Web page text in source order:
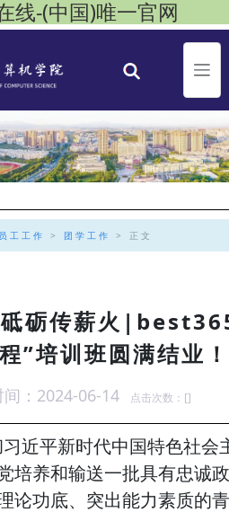
线-(中国)唯一官网
员工工作 > 团学工作 > 正文
砺传薪火
”培训班圆满结业！
间：2024-06-14 点击次数：[]
近平新时代中国特色社会
培养和输送一批具有忠诚
论功底、突出能力素质的